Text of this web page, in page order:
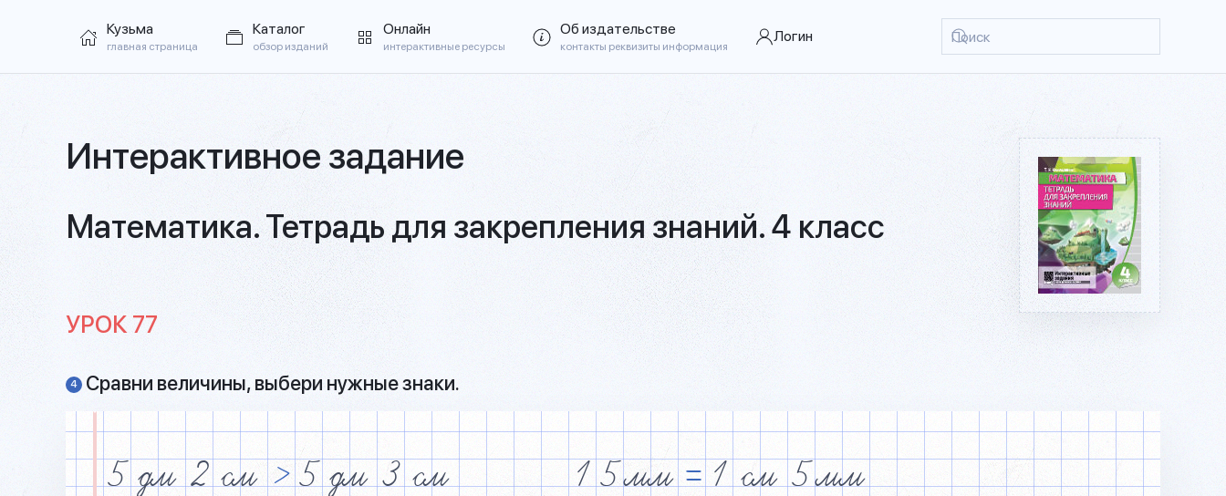
Кузьма
главная страница
Каталог
обзор изданий
Онлайн
интерактивные ресурсы
Об издательстве
контакты реквизиты информация
Логин
Интерактивное задание
Математика. Тетрадь для закрепления знаний. 4 класс
УРОК 77
4 Сравни величины, выбери нужные знаки.
5 дм 2 см > 5 дм 3 см 1 5 мм = 1 см 5 мм